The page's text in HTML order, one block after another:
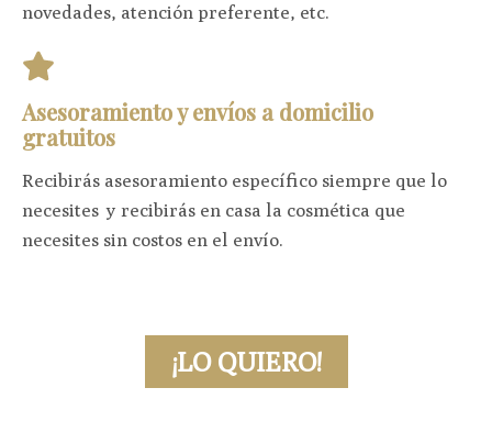
novedades, atención preferente, etc.
Asesoramiento y envíos a domicilio
gratuitos
Recibirás asesoramiento específico siempre que lo
necesites y recibirás en casa la cosmética que
necesites sin costos en el envío.
¡LO QUIERO!